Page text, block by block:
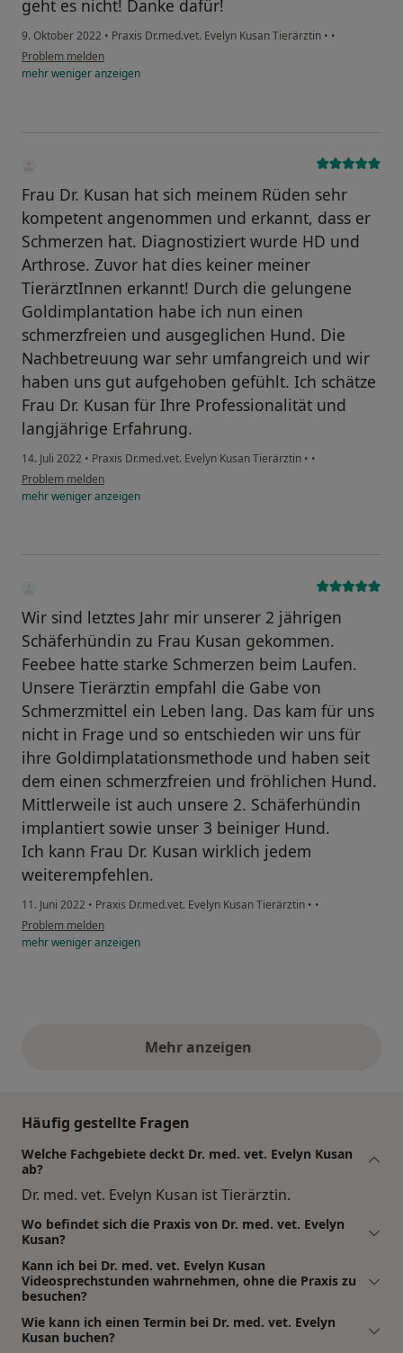
geht es nicht! Danke dafür!
9. Oktober 2022 • Praxis Dr.med.vet. Evelyn Kusan Tierärztin • •
Problem melden
mehrwenigeranzeigen
Frau Dr. Kusan hat sich meinem Rüden sehr
kompetent angenommen und erkannt, dass er
Schmerzen hat. Diagnostiziert wurde HD und
Arthrose. Zuvor hat dies keiner meiner
TierärztInnen erkannt! Durch die gelungene
Goldimplantation habe ich nun einen
schmerzfreien und ausgeglichen Hund. Die
Nachbetreuung war sehr umfangreich und wir
haben uns gut aufgehoben gefühlt. Ich schätze
Frau Dr. Kusan für Ihre Professionalität und
langjährige Erfahrung.
14. Juli 2022 • Praxis Dr.med.vet. Evelyn Kusan Tierärztin • •
Problem melden
mehrwenigeranzeigen
Wir sind letztes Jahr mir unserer 2 jährigen
Schäferhündin zu Frau Kusan gekommen.
Feebee hatte starke Schmerzen beim Laufen.
Unsere Tierärztin empfahl die Gabe von
Schmerzmittel ein Leben lang. Das kam für uns
nicht in Frage und so entschieden wir uns für
ihre Goldimplatationsmethode und haben seit
dem einen schmerzfreien und fröhlichen Hund.
Mittlerweile ist auch unsere 2. Schäferhündin
implantiert sowie unser 3 beiniger Hund.
Ich kann Frau Dr. Kusan wirklich jedem
weiterempfehlen.
11. Juni 2022 • Praxis Dr.med.vet. Evelyn Kusan Tierärztin • •
Problem melden
mehrwenigeranzeigen
Mehr anzeigenobige Stellungnahmen
Häufig gestellte Fragen
Welche Fachgebiete deckt Dr. med. vet. Evelyn Kusan
ab?
Dr. med. vet. Evelyn Kusan ist Tierärztin.
Wo befindet sich die Praxis von Dr. med. vet. Evelyn
Kusan?
Kann ich bei Dr. med. vet. Evelyn Kusan
Videosprechstunden wahrnehmen, ohne die Praxis zu
besuchen?
Wie kann ich einen Termin bei Dr. med. vet. Evelyn
Kusan buchen?